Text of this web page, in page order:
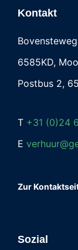
Kontakt
6585KD,
Postbus 2,
T +31 (0)24
E
Zur
Sozial